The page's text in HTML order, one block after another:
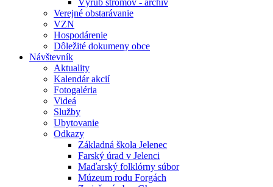
Výrub stromov - archiv
Verejné obstarávanie
VZN
Hospodárenie
Dôležité dokumeny obce
Návštevník
Aktuality
Kalendár akcií
Fotogaléria
Videá
Služby
Ubytovanie
Odkazy
Základná škola Jelenec
Farský úrad v Jelenci
Maďarský folklórny súbor
Múzeum rodu Forgách